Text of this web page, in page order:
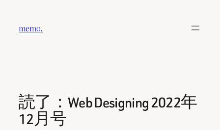
memo.
読了：Web Designing 2022年
12月号